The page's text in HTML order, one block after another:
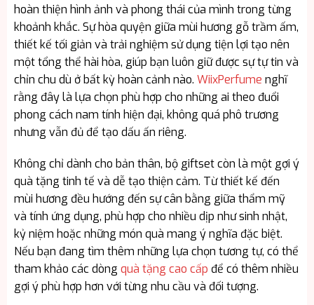
hoàn thiện hình ảnh và phong thái của mình trong từng
khoảnh khắc. Sự hòa quyện giữa mùi hương gỗ trầm ấm,
thiết kế tối giản và trải nghiệm sử dụng tiện lợi tạo nên
một tổng thể hài hòa, giúp bạn luôn giữ được sự tự tin và
chỉn chu dù ở bất kỳ hoàn cảnh nào. WiixPerfume nghĩ
rằng đây là lựa chọn phù hợp cho những ai theo đuổi
phong cách nam tính hiện đại, không quá phô trương
nhưng vẫn đủ để tạo dấu ấn riêng.
Không chỉ dành cho bản thân, bộ giftset còn là một gợi ý
quà tặng tinh tế và dễ tạo thiện cảm. Từ thiết kế đến
mùi hương đều hướng đến sự cân bằng giữa thẩm mỹ
và tính ứng dụng, phù hợp cho nhiều dịp như sinh nhật,
kỷ niệm hoặc những món quà mang ý nghĩa đặc biệt.
Nếu bạn đang tìm thêm những lựa chọn tương tự, có thể
tham khảo các dòng quà tặng cao cấp để có thêm nhiều
gợi ý phù hợp hơn với từng nhu cầu và đối tượng.